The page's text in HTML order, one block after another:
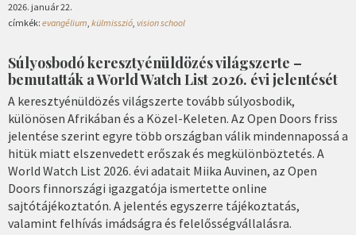
2026. január 22.
címkék: evangélium, külmisszió, vision school
Súlyosbodó keresztyénüldözés világszerte –
bemutatták a World Watch List 2026. évi jelentését
A keresztyénüldözés világszerte tovább súlyosbodik,
különösen Afrikában és a Közel-Keleten. Az Open Doors friss
jelentése szerint egyre több országban válik mindennapossá a
hitük miatt elszenvedett erőszak és megkülönböztetés. A
World Watch List 2026. évi adatait Miika Auvinen, az Open
Doors finnországi igazgatója ismertette online
sajtótájékoztatón. A jelentés egyszerre tájékoztatás,
valamint felhívás imádságra és felelősségvállalásra.